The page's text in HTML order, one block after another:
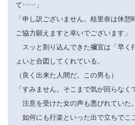
て……」
「申し訳ございません。桂里奈は休憩
ご協力願えますと幸いでございます」
スッと割り込んできた禰宜は「早く
ょいと合図してくれている。
（良く出来た人間だ。この男も）
「すみません。そこまで気が回らな
注意を受けた女の声も悪びれていた。
如何にも行楽といった出で立ちでこ